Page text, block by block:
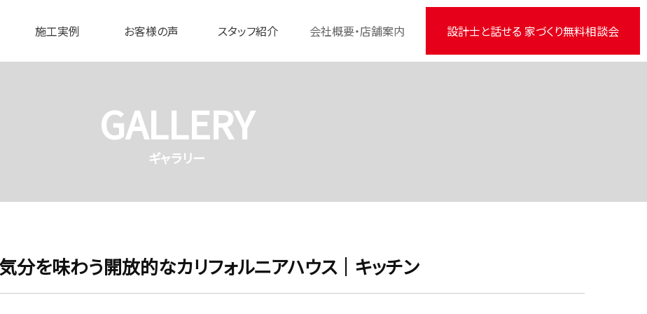
施工実例 お客様の声 スタッフ紹介 会社概要・店舗案内 設計士と話せる 家づくり無料相談会
GALLERY
ギャラリー
分を味わう開放的なカリフォルニアハウス｜キッチン